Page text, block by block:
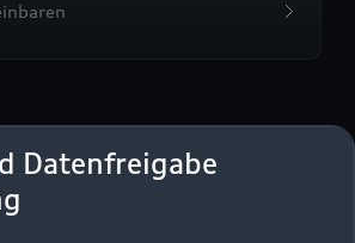
Datenfreigabe
Elitzsch GmbH